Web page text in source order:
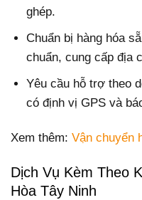
ghép.
Chuẩn bị hàng hóa
chuẩn, cung cấp địa
Yêu cầu hỗ trợ theo
có định vị GPS và
Xem thêm: Vận chuyển
Dịch Vụ Kèm Theo
Hòa Tây Ninh